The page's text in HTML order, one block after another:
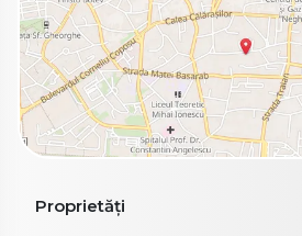
Proprietăți